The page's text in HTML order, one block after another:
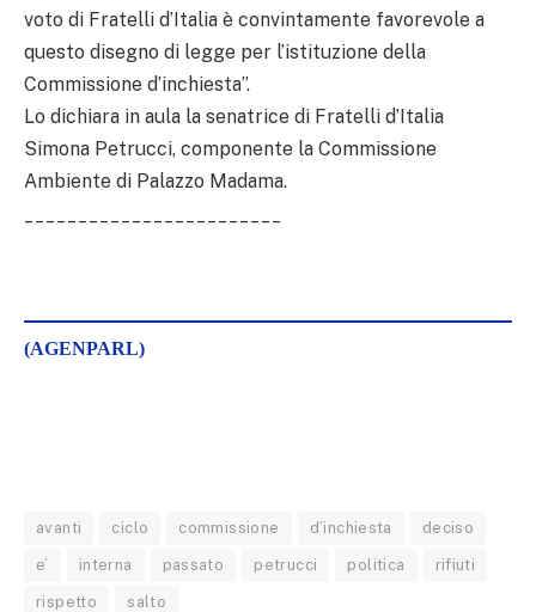
voto di Fratelli d’Italia è convintamente favorevole a
questo disegno di legge per l’istituzione della
Commissione d’inchiesta”.
Lo dichiara in aula la senatrice di Fratelli d’Italia
Simona Petrucci, componente la Commissione
Ambiente di Palazzo Madama.
(AGENPARL)
avanti ciclo commissione d’inchiesta deciso
e’ interna passato petrucci politica rifiuti
rispetto salto